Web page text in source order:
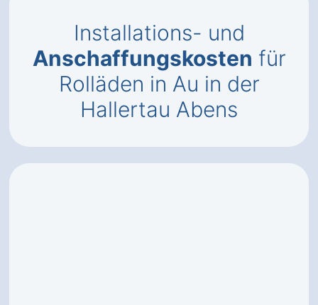
Installations- und
Anschaffungskosten für
Rolläden in Au in der
Hallertau Abens